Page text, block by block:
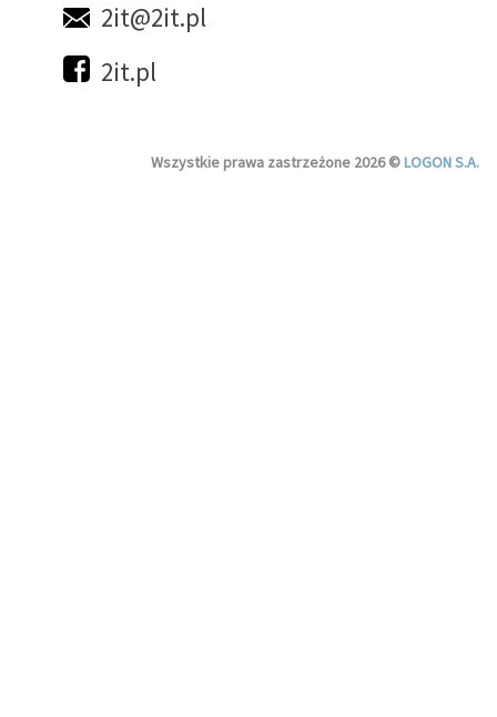
2it@2it.pl
2it.pl
Wszystkie prawa zastrzeżone 2026 ©LOGON S.A.